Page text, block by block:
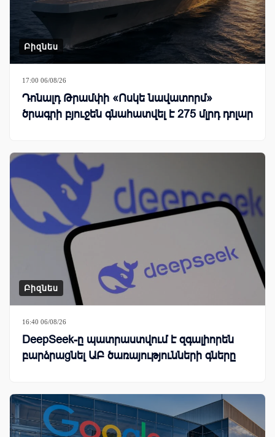
Բիզնես
17:00 06/08/26
Դոնալդ Թրամփի «Ոսկե նավատորմ»
ծրագրի բյուջեն գնահատվել է 275 մլրդ դոլար
Բիզնես
16:40 06/08/26
DeepSeek-ը պատրաստվում է զգալիորեն
բարձրացնել ԱԲ ծառայությունների գները